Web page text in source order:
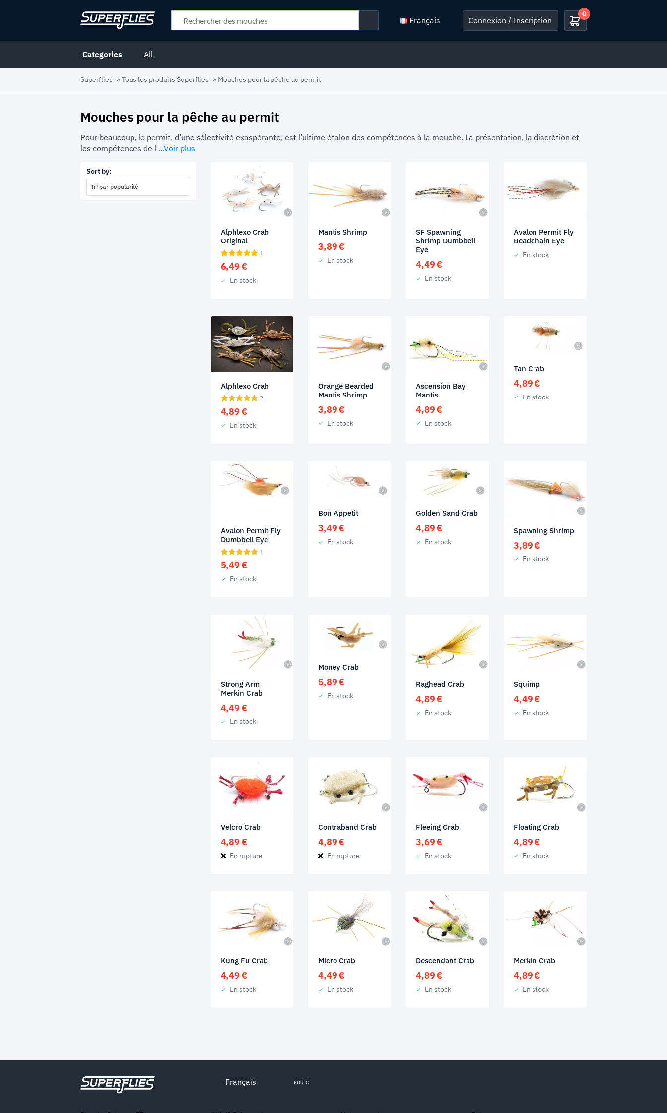
Français Connexion / Inscription
0
Categories All
Superflies »Tous les produits Superflies » Mouches pour la pêche au permit
Mouches pour la pêche au permit
Pour beaucoup, le permit, d’une sélectivité exaspérante, est l’ultime étalon des compétences à la mouche. La présentation, la discrétion et
les compétences de l ...Voir plus
Sort by:
Tri par popularité
Alphlexo Crab
Original
1
6,49 €
En stock
Mantis Shrimp
3,89 €
En stock
SF Spawning
Shrimp Dumbbell
Eye
4,49 €
En stock
Avalon Permit Fly
Beadchain Eye
En stock
Alphlexo Crab
2
4,89 €
En stock
Orange Bearded
Mantis Shrimp
3,89 €
En stock
Ascension Bay
Mantis
4,89 €
En stock
Tan Crab
4,89 €
En stock
Avalon Permit Fly
Dumbbell Eye
1
5,49 €
En stock
Bon Appetit
3,49 €
En stock
Golden Sand Crab
4,89 €
En stock
Spawning Shrimp
3,89 €
En stock
Strong Arm
Merkin Crab
4,49 €
En stock
Money Crab
5,89 €
En stock
Raghead Crab
4,89 €
En stock
Squimp
4,49 €
En stock
Velcro Crab
4,89 €
En rupture
Contraband Crab
4,89 €
En rupture
Fleeing Crab
3,69 €
En stock
Floating Crab
4,89 €
En stock
Kung Fu Crab
4,49 €
En stock
Micro Crab
4,49 €
En stock
Descendant Crab
4,89 €
En stock
Merkin Crab
4,89 €
En stock
Français EUR, €